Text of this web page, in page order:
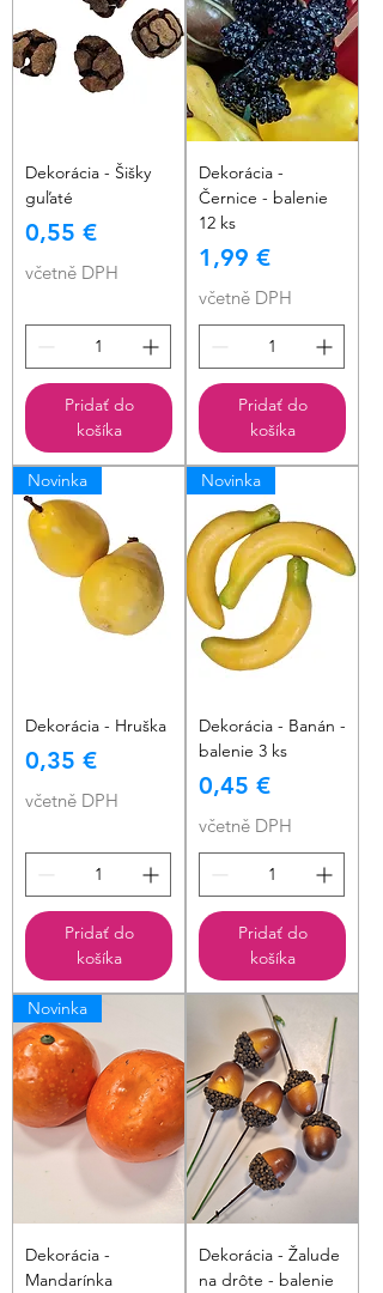
Dekorácia - Šišky
guľaté
Cena
0,55 €
včetně DPH
Pridať do
košíka
Dekorácia -
Černice - balenie
12 ks
Cena
1,99 €
včetně DPH
Pridať do
košíka
Novinka
Dekorácia - Hruška
Cena
0,35 €
včetně DPH
Pridať do
košíka
Novinka
Dekorácia - Banán -
balenie 3 ks
Cena
0,45 €
včetně DPH
Pridať do
košíka
Novinka
Dekorácia -
Mandarínka
Dekorácia - Žalude
na drôte - balenie